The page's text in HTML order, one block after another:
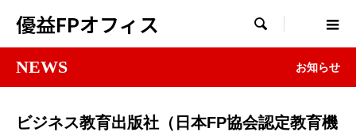
優益FPオフィス 
NEWS お知らせ
ビジネス教育出版社（日本FP協会認定教育機